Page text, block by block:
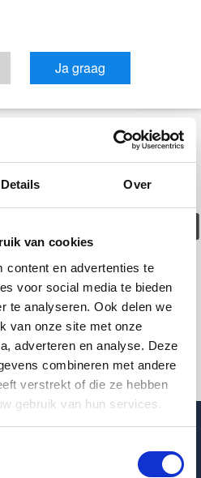
Details Over
van cookies
content en advertenties te
voor social media te bieden
te analyseren. Ook delen we
van onze site met onze
adverteren en analyse. Deze
combineren met andere
verstrekt of die ze hebben
gebruik van hun services.
is
verwijderd
gevonden
woningoverzicht
Ja graag